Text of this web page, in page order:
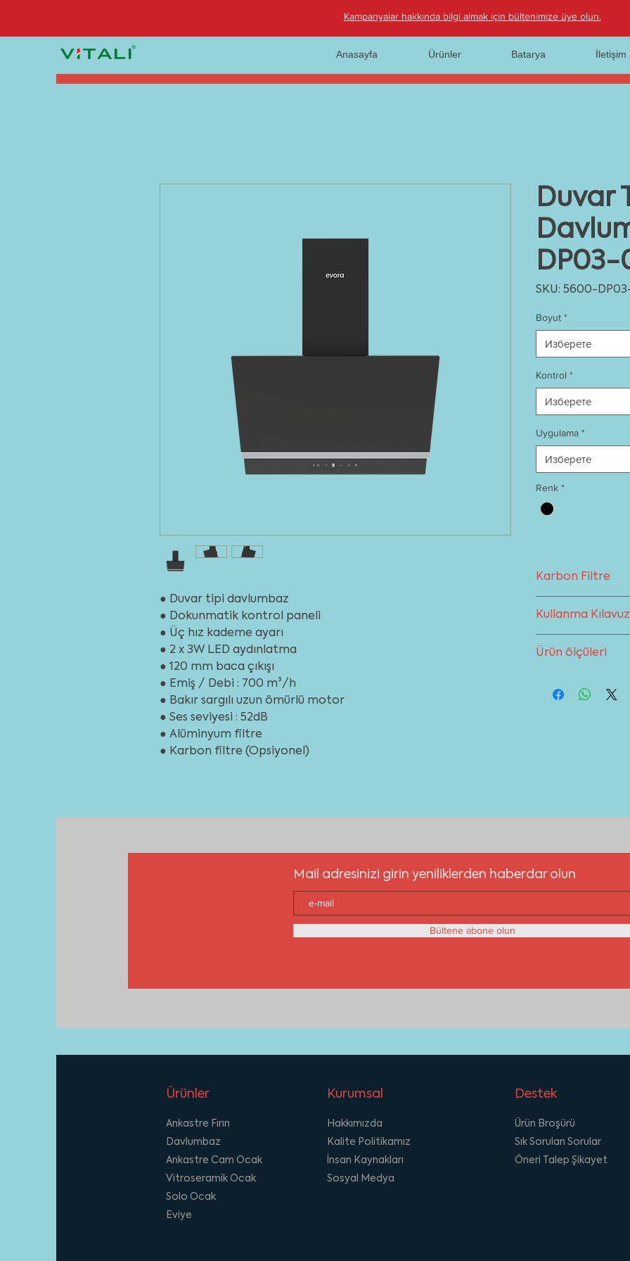
Kampanyalar hakkında bilgi almak için bültenimize üye olun.
Anasayfa Ürünler Batarya İletişim
● Duvar tipi davlumbaz
● Dokunmatik kontrol paneli
● Üç hız kademe ayarı
● 2 x 3W LED aydınlatma
● 120 mm baca çıkışı
● Emiş / Debi : 700 m³/h
● Bakır sargılı uzun ömürlü motor
● Ses seviyesi : 52dB
● Alüminyum filtre
● Karbon filtre (Opsiyonel)
Duvar
DP03-
SKU: 5600-
Boyut *
Изберете
Kontrol *
Изберете
Uygulama *
Изберете
Renk *
Karbon Filtre
olarak tasarlanmış
sağlayabilirsiniz.
gelmemektedir.
Kullanma
bölümünden
Ürün ölçüleri
Mail adresinizi girin yeniliklerden haberdar olun
Bültene abone olun
Ürünler
Ankastre Fırın
Davlumbaz
Ankastre Cam Ocak
Vitroseramik Ocak
Solo Ocak
Eviye
Kurumsal
Hakkımızda
Kalite Politikamız
İnsan Kaynakları
Sosyal Medya
Destek
Ürün Broşürü
Sık Sorulan Sorular
Öneri Talep Şikayet